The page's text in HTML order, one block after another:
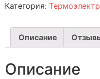
Категория:
Описание
Описание